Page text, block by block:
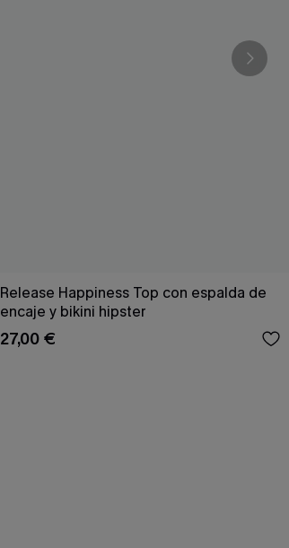
Release Happiness Top con espalda de
encaje y bikini hipster
27,00 €